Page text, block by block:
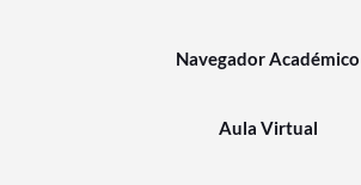
Navegador Académico
Aula Virtual